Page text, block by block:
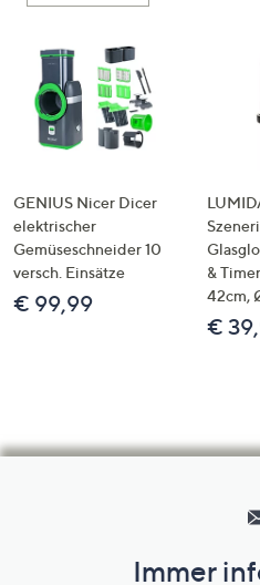
GENIUS Nicer Dicer
elektrischer
Gemüseschneider 10
versch. Einsätze
€ 99,99
&
42cm,
€
Immer